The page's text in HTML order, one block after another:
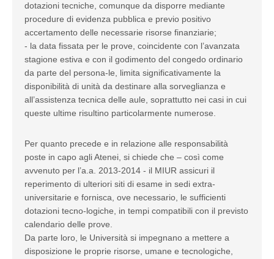
dotazioni tecniche, comunque da disporre mediante
procedure di evidenza pubblica e previo positivo
accertamento delle necessarie risorse finanziarie;
- la data fissata per le prove, coincidente con l’avanzata
stagione estiva e con il godimento del congedo ordinario
da parte del persona-le, limita significativamente la
disponibilità di unità da destinare alla sorveglianza e
all’assistenza tecnica delle aule, soprattutto nei casi in cui
queste ultime risultino particolarmente numerose.
Per quanto precede e in relazione alle responsabilità
poste in capo agli Atenei, si chiede che – così come
avvenuto per l’a.a. 2013-2014 - il MIUR assicuri il
reperimento di ulteriori siti di esame in sedi extra-
universitarie e fornisca, ove necessario, le sufficienti
dotazioni tecno-logiche, in tempi compatibili con il previsto
calendario delle prove.
Da parte loro, le Università si impegnano a mettere a
disposizione le proprie risorse, umane e tecnologiche,